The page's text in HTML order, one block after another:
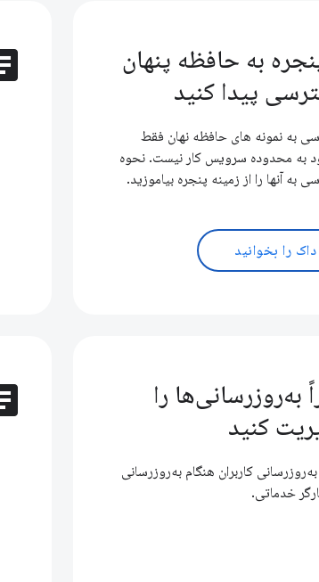
به حافظه پنهان
پیدا کنید
به نمونه های حافظه نهان فقط
به محدوده سرویس کار نیست. نحوه
به آنها را از زمینه پنجره بیاموزید.
داک را بخوانید
به‌روزرسانی‌ها را
کنید
کاربران هنگام به‌روزرسانی
خدماتی.